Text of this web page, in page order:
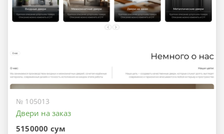
№ 105013
Двери на заказ
5150000 сум